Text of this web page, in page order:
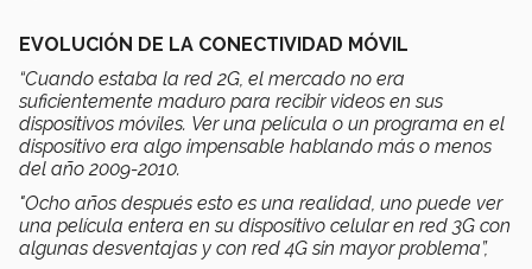
EVOLUCIÓN DE LA CONECTIVIDAD MÓVIL
“Cuando estaba la red 2G, el mercado no era
suficientemente maduro para recibir videos en sus
dispositivos móviles. Ver una película o un programa en el
dispositivo era algo impensable hablando más o menos
del año 2009-2010.
"Ocho años después esto es una realidad, uno puede ver
una película entera en su dispositivo celular en red 3G con
algunas desventajas y con red 4G sin mayor problema”,